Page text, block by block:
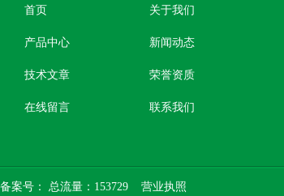
首页 关于我们
产品中心 新闻动态
技术文章 荣誉资质
在线留言 联系我们
案号： 总流量：153729 营业执照